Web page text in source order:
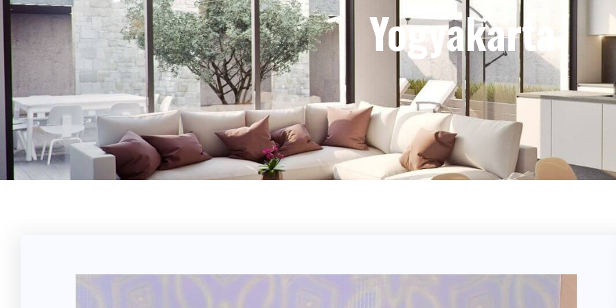
Yogyakarta